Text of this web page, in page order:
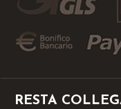
RESTA